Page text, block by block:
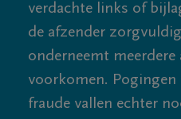
verdachte links of
de afzender
onderneemt
voorkomen.
fraude vallen echter